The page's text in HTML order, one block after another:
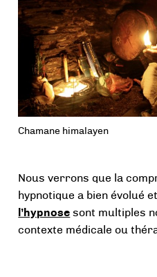
Chamane himalayen
Nous verrons que la
hypnotique a bien évolué
l’hypnose sont multiples
contexte médicale ou